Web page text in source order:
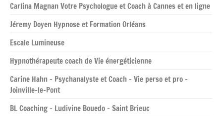
Carlina Magnan Votre Psychologue et Coach à Cannes et en ligne
Jéremy Doyen Hypnose et Formation Orléans
Escale Lumineuse
Hypnothérapeute coach de Vie énergéticienne
Carine Hahn – Psychanalyste et Coach – Vie perso et pro –
Joinville-le-Pont
BL Coaching – Ludivine Bouedo – Saint Brieuc